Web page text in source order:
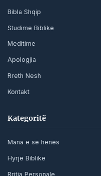
Bibla Shqip
Studime Biblike
Meditime
Apologjia
Rreth Nesh
Kontakt
Kategoritë
Mana e së henës
Hyrje Biblike
Rritja Personale